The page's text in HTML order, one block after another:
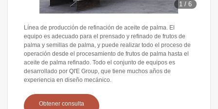
1 /6
Línea de producción de refinación de aceite de palma. El
equipo es adecuado para el prensado y refinado de frutos de
palma y semillas de palma, y puede realizar todo el proceso de
operación desde el procesamiento de frutos de palma hasta el
aceite de palma refinado. Todo el conjunto de equipos es
desarrollado por QI'E Group, que tiene muchos años de
experiencia en diseño mecánico.
Obtener consulta